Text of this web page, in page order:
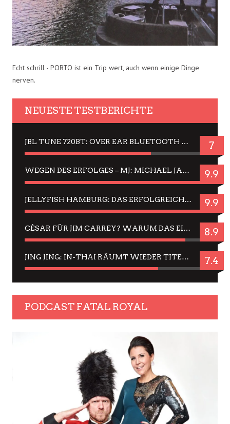
Echt schrill - PORTO ist ein Trip wert, auch wenn einige Dinge
nerven.
NEUESTE TESTBERICHTE
JBL TUNE 720BT: OVER EAR BLUETOOTH KOPFHÖRER UM DIE 50,-€ IM DAUER-TEST 7
WEGEN DES ERFOLGES – MJ: MICHAEL JACKSON MUSICAL IN EINER MATINEE SEHEN 9.9
JELLYFISH HAMBURG: DAS ERFOLGREICHE SOMMER-MENÜ 2025 IN GEFÜHLEN UND BILDERN 9.9
CÉSAR FÜR JIM CARREY? WARUM DAS EINER DER NERVIGSTEN ACTORS IST UND BLEIBT 8.9
JING JING: IN-THAI RÄUMT WIEDER TITEL AB – EIN ZWEI-STUNDEN-ERLEBNISBERICHT 7.4
PODCAST FATAL ROYAL